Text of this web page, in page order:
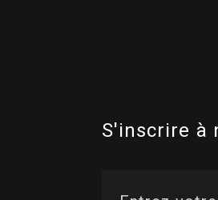
S'inscrire à